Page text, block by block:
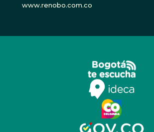
www.renobo.com.co